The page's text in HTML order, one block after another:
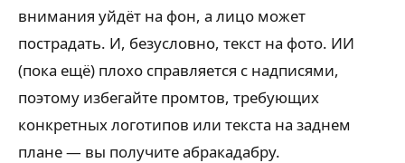
внимания уйдёт на фон, а лицо может
пострадать. И, безусловно, текст на фото. ИИ
(пока ещё) плохо справляется с надписями,
поэтому избегайте промтов, требующих
конкретных логотипов или текста на заднем
плане — вы получите абракадабру.